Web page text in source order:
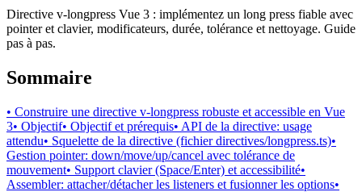
Directive v-longpress Vue 3 : implémentez un long press fiable avec
pointer et clavier, modificateurs, durée, tolérance et nettoyage. Guide
pas à pas.
Sommaire
• Construire une directive v-longpress robuste et accessible en Vue
3• Objectif• Objectif et prérequis• API de la directive: usage
attendu• Squelette de la directive (fichier directives/longpress.ts)•
Gestion pointer: down/move/up/cancel avec tolérance de
mouvement• Support clavier (Space/Enter) et accessibilité•
Assembler: attacher/détacher les listeners et fusionner les options•